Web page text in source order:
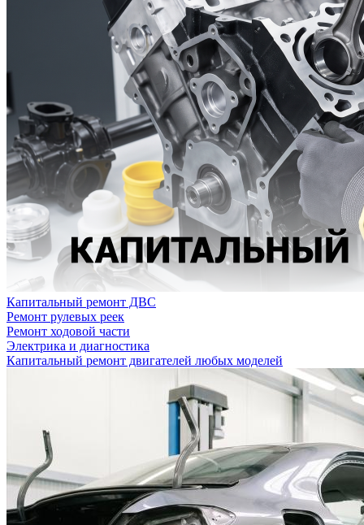
Капитальный ремонт ДВС
Ремонт рулевых реек
Ремонт ходовой части
Электрика и диагностика
Капитальный ремонт двигателей любых моделей